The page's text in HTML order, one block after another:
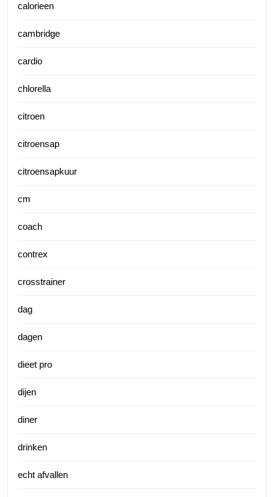
calorieen
cambridge
cardio
chlorella
citroen
citroensap
citroensapkuur
cm
coach
contrex
crosstrainer
dag
dagen
dieet pro
dijen
diner
drinken
echt afvallen